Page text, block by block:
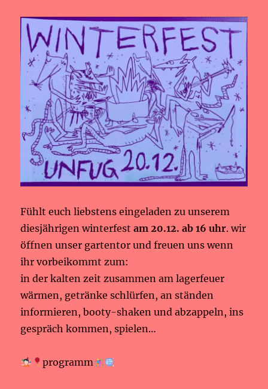
Fühlt euch liebstens eingeladen zu unserem
diesjährigen winterfestam 20.12. ab 16 uhr. wir
öffnen unser gartentor und freuen uns wenn
ihr vorbeikommt zum:
in der kalten zeit zusammen am lagerfeuer
wärmen, getränke schlürfen, an ständen
informieren, booty-shaken und abzappeln, ins
gespräch kommen, spielen…
programm